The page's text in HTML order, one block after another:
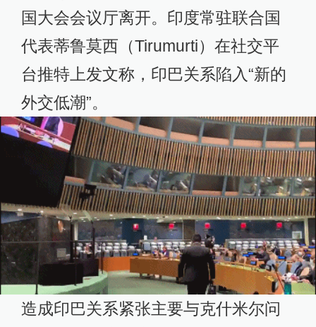
国大会会议厅离开。印度常驻联合国
代表蒂鲁莫西（Tirumurti）在社交平
台推特上发文称，印巴关系陷入“新的
外交低潮”。
造成印巴关系紧张主要与克什米尔问